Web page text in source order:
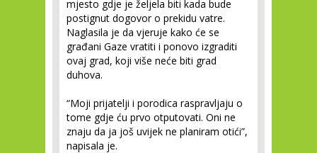
mjesto gdje je željela biti kada bude
postignut dogovor o prekidu vatre.
Naglasila je da vjeruje kako će se
građani Gaze vratiti i ponovo izgraditi
ovaj grad, koji više neće biti grad
duhova.
“Moji prijatelji i porodica raspravljaju o
tome gdje ću prvo otputovati. Oni ne
znaju da ja još uvijek ne planiram otići”,
napisala je.